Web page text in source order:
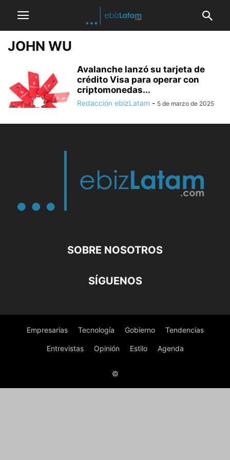
JOHN WU
Avalanche lanzó su tarjeta de
crédito Visa para operar con
criptomonedas...
Redacción ebizLatam - 5 de marzo de 2025
SOBRE NOSOTROS
SÍGUENOS
Empresarias Tecnología Gobierno Tendencias
Entrevistas Opinión Estilo Agenda
©